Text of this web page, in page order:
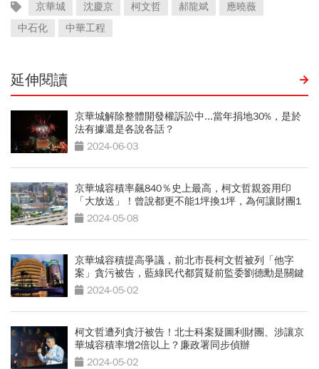
京華城 沈慶京 柯文哲 郝龍斌
應曉薇
中石化
中華工程
延伸閱讀
京華城解除整體開發權訴訟中...當年捐地30%，是於
法有據還是各說各話？
2024-06-03
京華城容積率飆840％史上最高，柯文哲親簽用印
「大放送」！曾說都更不能1坪換1坪，為何讓財團1
坪換4坪？
2024-05-08
京華城容積提高爭議，前北市長柯文哲被列「他字
案」貪污被告，藍綠民代都質疑前監委劉德勳是關鍵
2024-05-02
柯文哲遭列貪汙被告！北士科案疑圖利財團、涉讓京
華城容積率增2倍以上？廉政署同步偵辦
2024-05-02